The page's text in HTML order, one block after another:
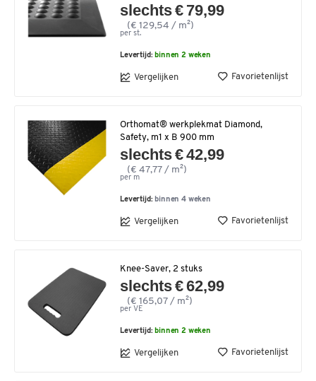
slechts € 79,99
(€ 129,54 / m²)
per st.
Levertijd: binnen 2 weken
Vergelijken Favorietenlijst
Orthomat® werkplekmat Diamond,
Safety, m1 x B 900 mm
slechts € 42,99
(€ 47,77 / m²)
per m
Levertijd: binnen 4 weken
Vergelijken Favorietenlijst
Knee-Saver, 2 stuks
slechts € 62,99
(€ 165,07 / m²)
per VE
Levertijd: binnen 2 weken
Vergelijken Favorietenlijst